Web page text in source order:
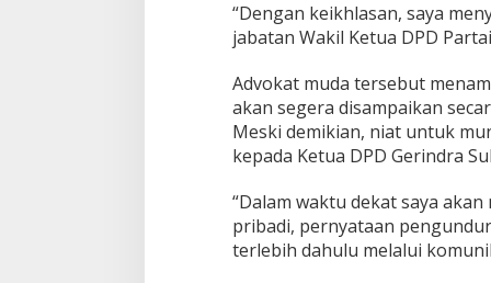
‎“Dengan keikhlasan, saya
jabatan Wakil Ketua DPD
Advokat muda tersebut
akan segera disampaikan
Meski demikian, niat untuk
kepada Ketua DPD Gerindra
‎“Dalam waktu dekat saya
pribadi, pernyataan
terlebih dahulu melalui